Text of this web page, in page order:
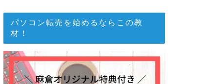
パソコン転売を始めるならこの教
材！